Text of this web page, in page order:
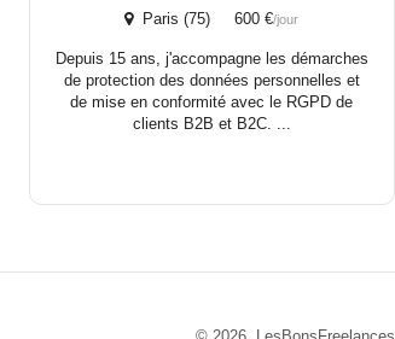
Paris (75) 600 €/jour
Depuis 15 ans, j'accompagne les démarches
de protection des données personnelles et
de mise en conformité avec le RGPD de
clients B2B et B2C. ...